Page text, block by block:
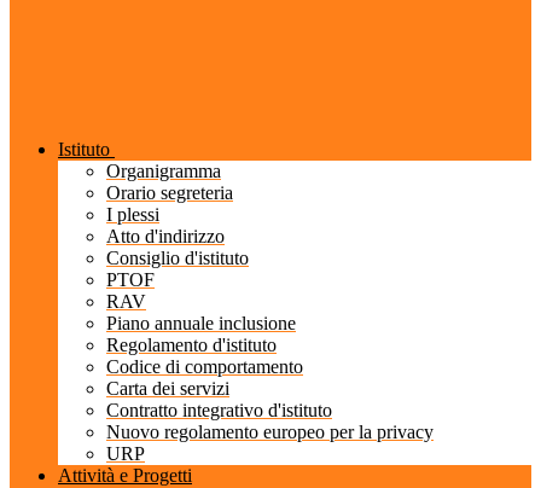
Istituto
Organigramma
Orario segreteria
I plessi
Atto d'indirizzo
Consiglio d'istituto
PTOF
RAV
Piano annuale inclusione
Regolamento d'istituto
Codice di comportamento
Carta dei servizi
Contratto integrativo d'istituto
Nuovo regolamento europeo per la privacy
URP
Attività e Progetti